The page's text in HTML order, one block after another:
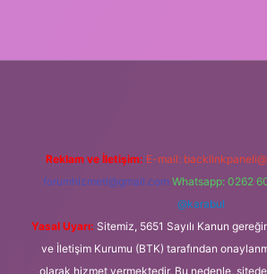
Reklam ve İletişim: E-mail:
forumhizmeti@gmail.com Whatsapp: 0262
@karabul
Yasal Uyarı: Sitemiz, 5651 Sayılı Kanun
ve İletişim Kurumu (BTK) tarafından
olarak hizmet vermektedir. Bu nedenle,